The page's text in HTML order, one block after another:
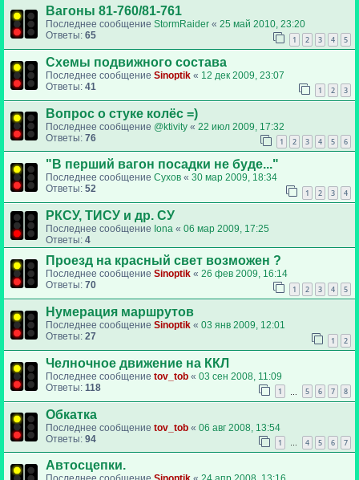
Вагоны 81-760/81-761
Последнее сообщение StormRaider « 25 май 2010, 23:20
Ответы: 65 1 2 3 4 5
Схемы подвижного состава
Последнее сообщение Sinoptik « 12 дек 2009, 23:07
Ответы: 41 1 2 3
Вопрос о стуке колёс =)
Последнее сообщение @ktivity « 22 июл 2009, 17:32
Ответы: 76 1 2 3 4 5 6
"В перший вагон посадки не буде..."
Последнее сообщение Сухов « 30 мар 2009, 18:34
Ответы: 52 1 2 3 4
РКСУ, ТИСУ и др. СУ
Последнее сообщение Iona « 06 мар 2009, 17:25
Ответы: 4
Проезд на красный свет возможен ?
Последнее сообщение Sinoptik « 26 фев 2009, 16:14
Ответы: 70 1 2 3 4 5
Нумерация маршрутов
Последнее сообщение Sinoptik « 03 янв 2009, 12:01
Ответы: 27 1 2
Челночное движение на ККЛ
Последнее сообщение tov_tob « 03 сен 2008, 11:09
Ответы: 118 1 5 6 7 8
Обкатка
Последнее сообщение tov_tob « 06 авг 2008, 13:54
Ответы: 94 1 … 4 5 6 7
Автосцепки.